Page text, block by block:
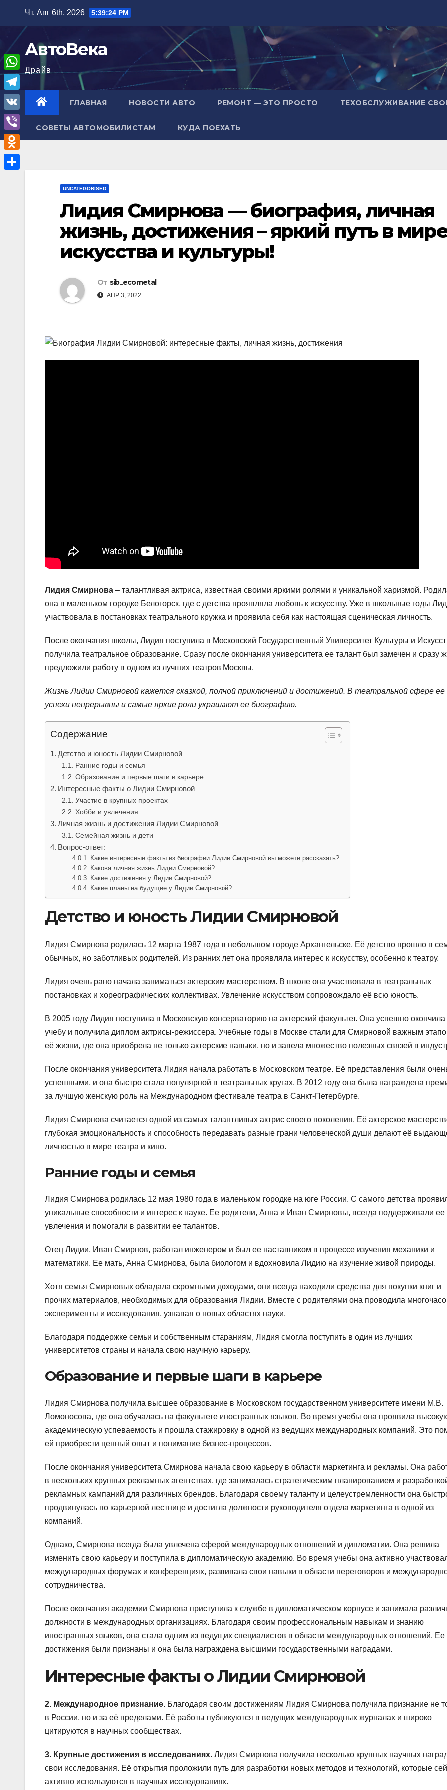
содержимому
Чт. Авг 6th, 2026 5:39:25 PM
АвтоВека
Драйв
ГЛАВНАЯ НОВОСТИ АВТО РЕМОНТ — ЭТО ПРОСТО ТЕХОБСЛУЖИВАНИЕ
СОВЕТЫ АВТОМОБИЛИСТАМ КУДА ПОЕХАТЬ
UNCATEGORISED
Лидия Смирнова — биография, личная
жизнь, достижения – яркий путь в
искусства и культуры!
От sib_ecometal
АПР 3, 2022
Лидия Смирнова – талантливая актриса, известная своими яркими ролями и уникальной харизмой.
она в маленьком городке Белогорск, где с детства проявляла любовь к искусству. Уже в школьные годы
участвовала в постановках театрального кружка и проявила себя как настоящая сценическая личность.
После окончания школы, Лидия поступила в Московский Государственный Университет Культуры и
получила театральное образование. Сразу после окончания университета ее талант был замечен и сразу
предложили работу в одном из лучших театров Москвы.
Жизнь Лидии Смирновой кажется сказкой, полной приключений и достижений. В театральной сфере ее
успехи непрерывны и самые яркие роли украшают ее биографию.
Содержание
Детство и юность Лидии Смирновой
Ранние годы и семья
Образование и первые шаги в карьере
Интересные факты о Лидии Смирновой
Участие в крупных проектах
Хобби и увлечения
Личная жизнь и достижения Лидии Смирновой
Семейная жизнь и дети
Вопрос-ответ:
Какие интересные факты из биографии Лидии Смирновой вы можете рассказать?
Какова личная жизнь Лидии Смирновой?
Какие достижения у Лидии Смирновой?
Какие планы на будущее у Лидии Смирновой?
Детство и юность Лидии Смирновой
Лидия Смирнова родилась 12 марта 1987 года в небольшом городе Архангельске. Её детство прошло в
обычных, но заботливых родителей. Из ранних лет она проявляла интерес к искусству, особенно к театру.
Лидия очень рано начала заниматься актерским мастерством. В школе она участвовала в театральных
постановках и хореографических коллективах. Увлечение искусством сопровождало её всю юность.
В 2005 году Лидия поступила в Московскую консерваторию на актерский факультет. Она успешно окончила
учебу и получила диплом актрисы-режиссера. Учебные годы в Москве стали для Смирновой важным
её жизни, где она приобрела не только актерские навыки, но и завела множество полезных связей в
После окончания университета Лидия начала работать в Московском театре. Её представления были
успешными, и она быстро стала популярной в театральных кругах. В 2012 году она была награждена
за лучшую женскую роль на Международном фестивале театра в Санкт-Петербурге.
Лидия Смирнова считается одной из самых талантливых актрис своего поколения. Её актерское
глубокая эмоциональность и способность передавать разные грани человеческой души делают её
личностью в мире театра и кино.
Ранние годы и семья
Лидия Смирнова родилась 12 мая 1980 года в маленьком городке на юге России. С самого детства
уникальные способности и интерес к науке. Ее родители, Анна и Иван Смирновы, всегда поддерживали ее
увлечения и помогали в развитии ее талантов.
Отец Лидии, Иван Смирнов, работал инженером и был ее наставником в процессе изучения механики и
математики. Ее мать, Анна Смирнова, была биологом и вдохновила Лидию на изучение живой природы.
Хотя семья Смирновых обладала скромными доходами, они всегда находили средства для покупки книг и
прочих материалов, необходимых для образования Лидии. Вместе с родителями она проводила
эксперименты и исследования, узнавая о новых областях науки.
Благодаря поддержке семьи и собственным стараниям, Лидия смогла поступить в один из лучших
университетов страны и начала свою научную карьеру.
Образование и первые шаги в карьере
Лидия Смирнова получила высшее образование в Московском государственном университете имени М.В.
Ломоносова, где она обучалась на факультете иностранных языков. Во время учебы она проявила
академическую успеваемость и прошла стажировку в одной из ведущих международных компаний. Это
ей приобрести ценный опыт и понимание бизнес-процессов.
После окончания университета Смирнова начала свою карьеру в области маркетинга и рекламы. Она
в нескольких крупных рекламных агентствах, где занималась стратегическим планированием и
рекламных кампаний для различных брендов. Благодаря своему таланту и целеустремленности она
продвинулась по карьерной лестнице и достигла должности руководителя отдела маркетинга в одной из
компаний.
Однако, Смирнова всегда была увлечена сферой международных отношений и дипломатии. Она решила
изменить свою карьеру и поступила в дипломатическую академию. Во время учебы она активно
международных форумах и конференциях, развивала свои навыки в области переговоров и
сотрудничества.
После окончания академии Смирнова приступила к службе в дипломатическом корпусе и занимала
должности в международных организациях. Благодаря своим профессиональным навыкам и знанию
иностранных языков, она стала одним из ведущих специалистов в области международных отношений. Ее
достижения были признаны и она была награждена высшими государственными наградами.
Интересные факты о Лидии Смирновой
2. Международное признание. Благодаря своим достижениям Лидия Смирнова получила признание не
в России, но и за её пределами. Её работы публикуются в ведущих международных журналах и широко
цитируются в научных сообществах.
3. Крупные достижения в исследованиях. Лидия Смирнова получила несколько крупных научных
свои исследования. Её открытия проложили путь для разработки новых методов и технологий, которые
активно используются в научных исследованиях.
W
h
a
A
T
e
l
e
g
V
K
V
i
b
O